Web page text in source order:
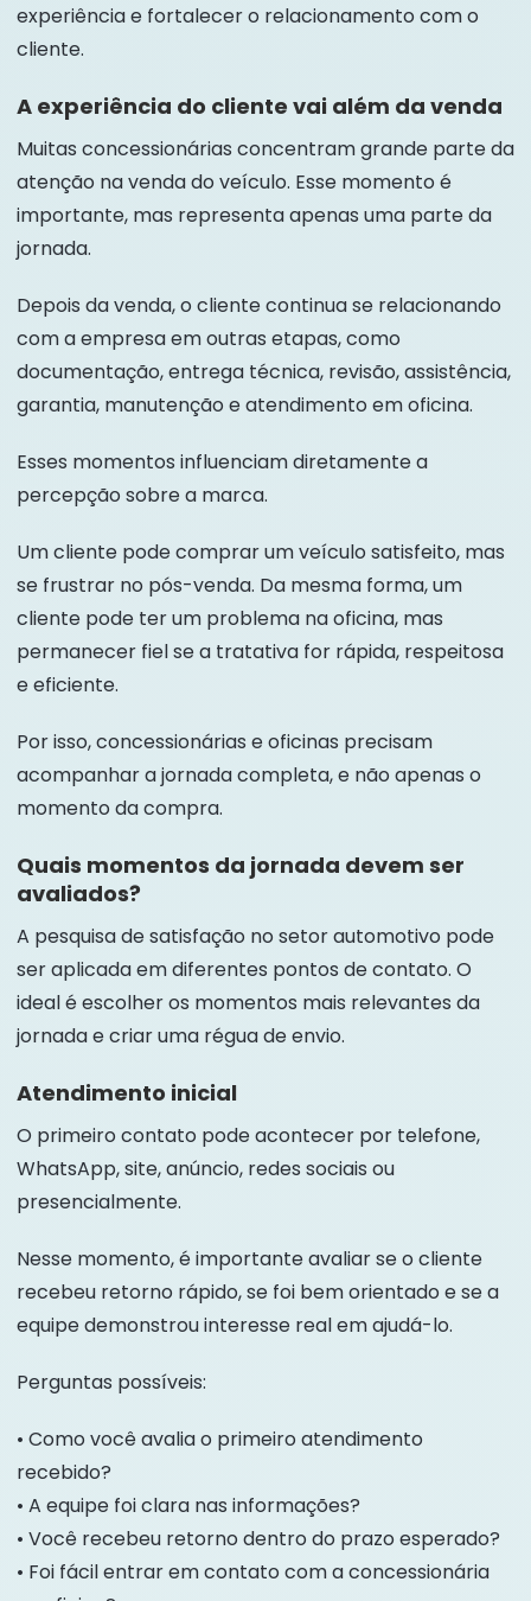
experiência e fortalecer o relacionamento com o
cliente.
A experiência do cliente vai além da venda
Muitas concessionárias concentram grande parte da
atenção na venda do veículo. Esse momento é
importante, mas representa apenas uma parte da
jornada.
Depois da venda, o cliente continua se relacionando
com a empresa em outras etapas, como
documentação, entrega técnica, revisão, assistência,
garantia, manutenção e atendimento em oficina.
Esses momentos influenciam diretamente a
percepção sobre a marca.
Um cliente pode comprar um veículo satisfeito, mas
se frustrar no pós-venda. Da mesma forma, um
cliente pode ter um problema na oficina, mas
permanecer fiel se a tratativa for rápida, respeitosa
e eficiente.
Por isso, concessionárias e oficinas precisam
acompanhar a jornada completa, e não apenas o
momento da compra.
Quais momentos da jornada devem ser
avaliados?
A pesquisa de satisfação no setor automotivo pode
ser aplicada em diferentes pontos de contato. O
ideal é escolher os momentos mais relevantes da
jornada e criar uma régua de envio.
Atendimento inicial
O primeiro contato pode acontecer por telefone,
WhatsApp, site, anúncio, redes sociais ou
presencialmente.
Nesse momento, é importante avaliar se o cliente
recebeu retorno rápido, se foi bem orientado e se a
equipe demonstrou interesse real em ajudá-lo.
Perguntas possíveis:
• Como você avalia o primeiro atendimento
recebido?
• A equipe foi clara nas informações?
• Você recebeu retorno dentro do prazo esperado?
• Foi fácil entrar em contato com a concessionária